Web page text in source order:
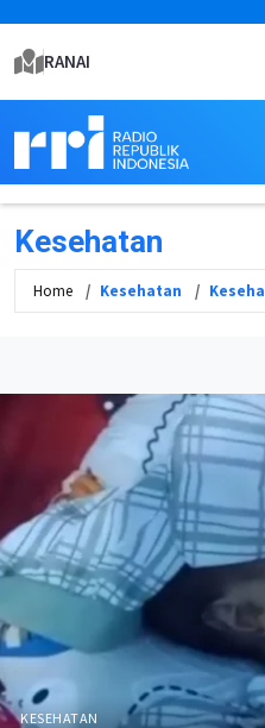
RANAI
Kesehatan
Home Kesehatan
KESEHATAN